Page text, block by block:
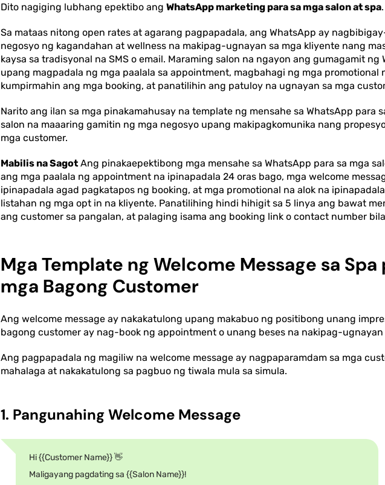
Dito nagiging lubhang epektibo ang WhatsApp marketing para sa mga salon at spa.
Sa mataas nitong open rates at agarang pagpapadala, ang WhatsApp ay
negosyo ng kagandahan at wellness na makipag-ugnayan sa mga kliyente nang
kaysa sa tradisyonal na SMS o email. Maraming salon na ngayon ang gumagamit ng
upang magpadala ng mga paalala sa appointment, magbahagi ng mga promotional
kumpirmahin ang mga booking, at panatilihin ang patuloy na ugnayan sa mga
Narito ang ilan sa mga pinakamahusay na template ng mensahe sa WhatsApp para
salon na maaaring gamitin ng mga negosyo upang makipagkomunika nang
mga customer.
Mabilis na Sagot Ang pinakaepektibong mga mensahe sa WhatsApp para sa mga
ang mga paalala ng appointment na ipinapadala 24 oras bago, mga welcome
ipinapadala agad pagkatapos ng booking, at mga promotional na alok na
listahan ng mga opt in na kliyente. Panatilihing hindi hihigit sa 5 linya ang bawat
ang customer sa pangalan, at palaging isama ang booking link o contact number
Mga Template ng Welcome Message sa Spa
mga Bagong Customer
Ang welcome message ay nakakatulong upang makabuo ng positibong unang
bagong customer ay nag-book ng appointment o unang beses na nakipag-ugnayan
Ang pagpapadala ng magiliw na welcome message ay nagpaparamdam sa mga
mahalaga at nakakatulong sa pagbuo ng tiwala mula sa simula.
1. Pangunahing Welcome Message
Hi {{Customer Name}} 👋
Maligayang pagdating sa {{Salon Name}}!